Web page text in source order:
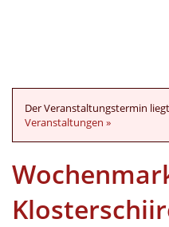
Der Veranstaltungstermin
Veranstaltungen »